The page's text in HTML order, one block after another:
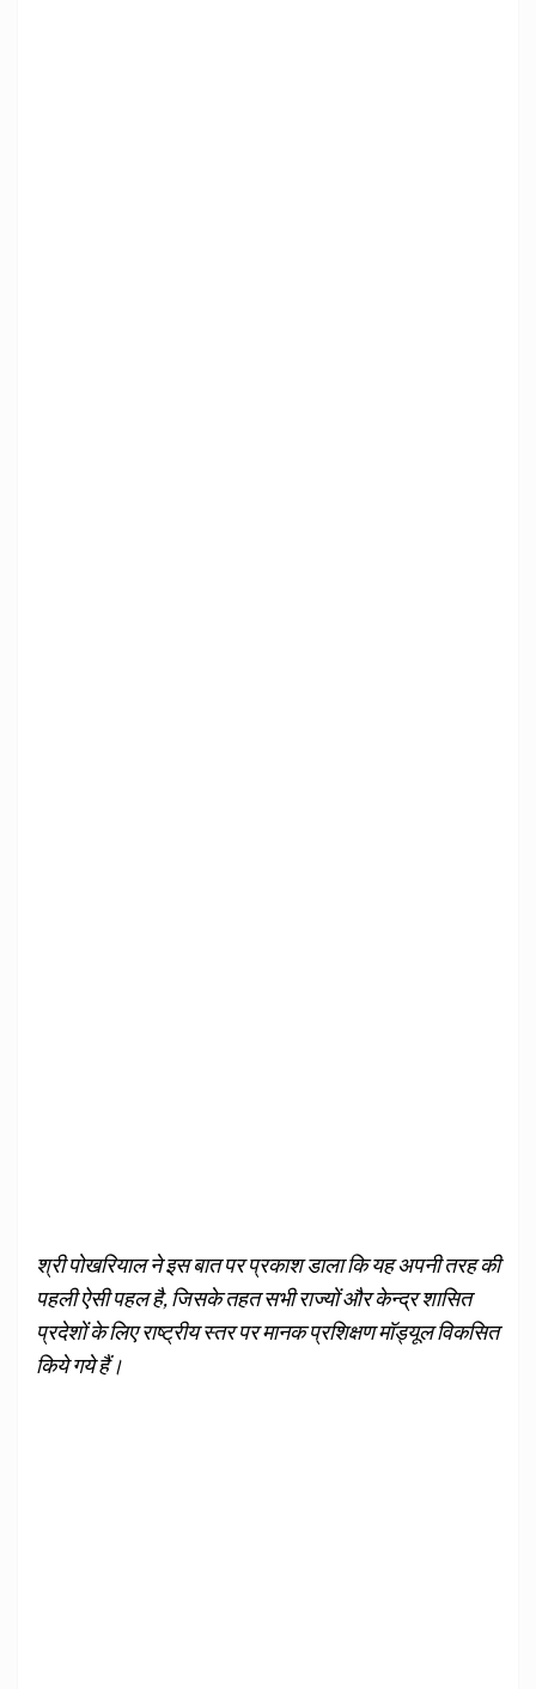
श्री पोखरियाल ने इस बात पर प्रकाश डाला कि यह अपनी तरह की
पहली ऐसी पहल है, जिसके तहत सभी राज्‍यों और केन्‍द्र शासित
प्रदेशों के लिए राष्‍ट्रीय स्‍तर पर मानक प्रशिक्षण मॉड्यूल विकसित
किये गये हैं।